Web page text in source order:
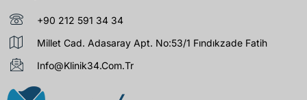
+90 212 591 34 34
Millet Cad. Adasaray Apt. No:53/1 Fındıkzade Fatih
Info@klinik34.com.tr